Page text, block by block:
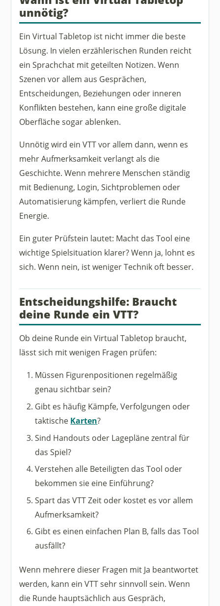
unnötig?
Ein Virtual Tabletop ist nicht immer die beste
Lösung. In vielen erzählerischen Runden reicht
ein Sprachchat mit geteilten Notizen. Wenn
Szenen vor allem aus Gesprächen,
Entscheidungen, Beziehungen oder inneren
Konflikten bestehen, kann eine große digitale
Oberfläche sogar ablenken.
Unnötig wird ein VTT vor allem dann, wenn es
mehr Aufmerksamkeit verlangt als die
Geschichte. Wenn mehrere Menschen ständig
mit Bedienung, Login, Sichtproblemen oder
Automatisierung kämpfen, verliert die Runde
Energie.
Ein guter Prüfstein lautet: Macht das Tool eine
wichtige Spielsituation klarer? Wenn ja, lohnt es
sich. Wenn nein, ist weniger Technik oft besser.
Entscheidungshilfe: Braucht
deine Runde ein VTT?
Ob deine Runde ein Virtual Tabletop braucht,
lässt sich mit wenigen Fragen prüfen:
Müssen Figurenpositionen regelmäßig
genau sichtbar sein?
Gibt es häufig Kämpfe, Verfolgungen oder
taktische Karten?
Sind Handouts oder Lagepläne zentral für
das Spiel?
Verstehen alle Beteiligten das Tool oder
bekommen sie eine Einführung?
Spart das VTT Zeit oder kostet es vor allem
Aufmerksamkeit?
Gibt es einen einfachen Plan B, falls das Tool
ausfällt?
Wenn mehrere dieser Fragen mit Ja beantwortet
werden, kann ein VTT sehr sinnvoll sein. Wenn
die Runde hauptsächlich aus Gespräch,